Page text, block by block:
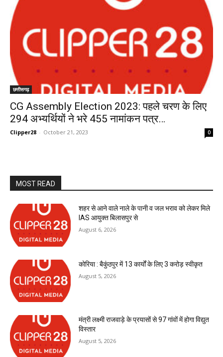
छत्तीसगढ़
CG Assembly Election 2023: पहले चरण के लिए
294 अभ्यर्थियों ने भरे 455 नामांकन पत्र…
Clipper28 - October 21, 2023 0
MOST READ
शहर से आने वाले नाले के पानी व जल भराव को लेकर मिले
IAS आयुक्त बिलासपुर से
August 6, 2026
कोरिया : बैकुंठपुर में 13 कार्यों के लिए 3 करोड़ स्वीकृत
August 5, 2026
मंत्री लक्ष्मी राजवाड़े के प्रयासों से 97 गांवों में होगा विद्युत
विस्तार
August 5, 2026